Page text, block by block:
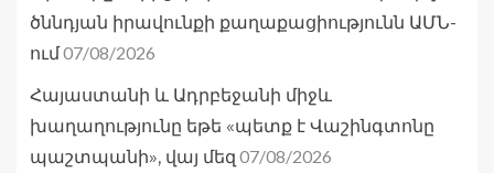
ծննդյան իրավունքի քաղաքացիությունն ԱՄՆ-
ում07/08/2026
Հայաստանի և Ադրբեջանի միջև
խաղաղությունը եթե «պետք է Վաշինգտոնը
պաշտպանի», վայ մեզ 07/08/2026